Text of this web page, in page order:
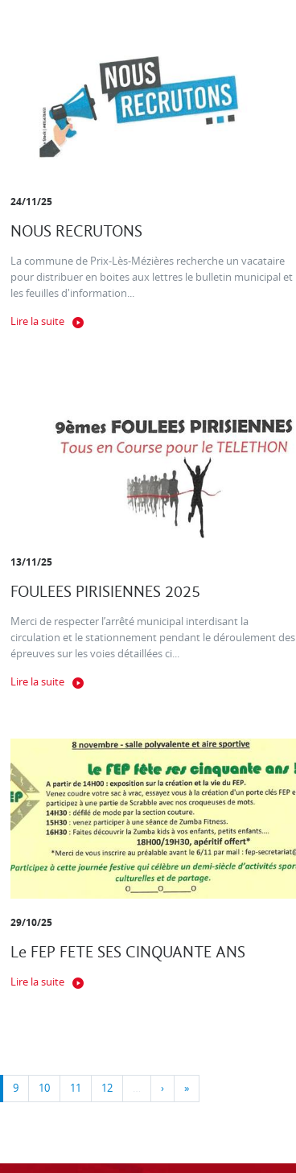
24/11/25
NOUS RECRUTONS
La commune de Prix-Lès-Mézières recherche un vacataire
pour distribuer en boites aux lettres le bulletin municipal et
les feuilles d'information...
Lire la suite
13/11/25
FOULEES PIRISIENNES 2025
Merci de respecter l’arrêté municipal interdisant la
circulation et le stationnement pendant le déroulement des
épreuves sur les voies détaillées ci...
Lire la suite
29/10/25
Le FEP FETE SES CINQUANTE ANS
Lire la suite
9 10 11 12 … › »